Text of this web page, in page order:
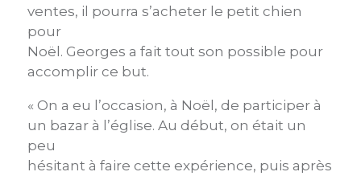
ventes, il pourra s’acheter le petit chien
pour
Noël. Georges a fait tout son possible pour
accomplir ce but.
« On a eu l’occasion, à Noël, de participer à
un bazar à l’église. Au début, on était un
peu
hésitant à faire cette expérience, puis après